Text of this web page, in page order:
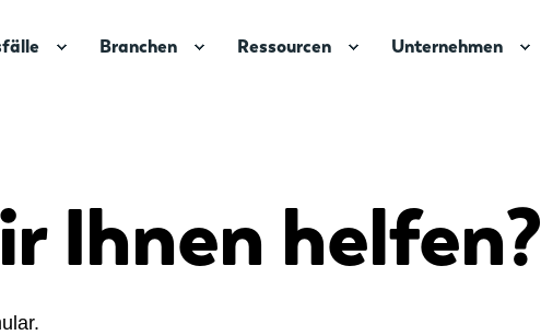
Branchen Ressourcen Unternehmen
Ihnen helfen?